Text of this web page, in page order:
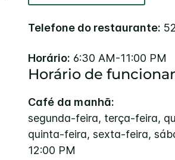
Telefone do restaurante:
Horário: 6:30 AM-11:00 PM
Horário de
Café da manhã:
segunda-feira, terça-feira,
quinta-feira, sexta-feira,
12:00 PM